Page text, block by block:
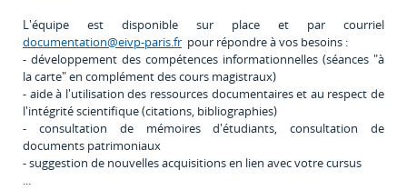
L'équipe est disponible sur place et par courriel
documentation@eivp‐paris.fr pour répondre à vos besoins :
- développement des compétences informationnelles (séances "à
la carte" en complément des cours magistraux)
- aide à l'utilisation des ressources documentaires et au respect de
l'intégrité scientifique (citations, bibliographies)
- consultation de mémoires d'étudiants, consultation de
documents patrimoniaux
- suggestion de nouvelles acquisitions en lien avec votre cursus
...